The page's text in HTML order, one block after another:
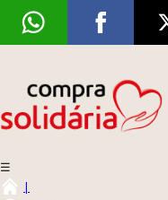
☰
|